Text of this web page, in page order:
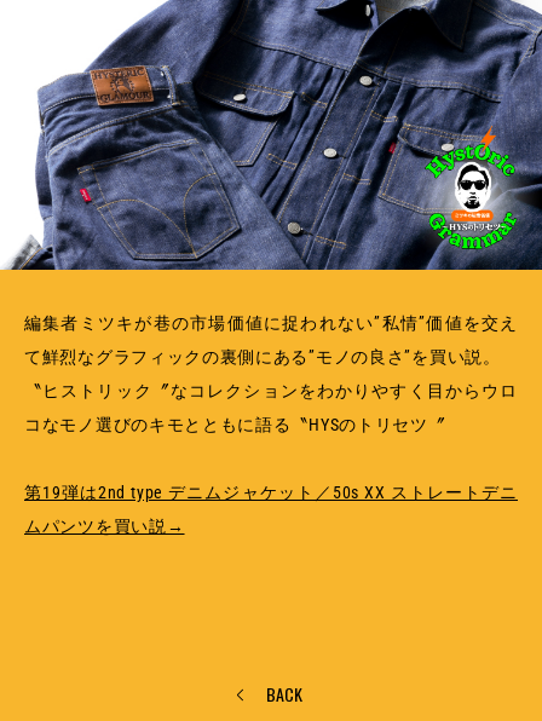
HYSTERIC BOOTLEG
TABLOID
LOOKBOOK
CONTACT
MEMBERSHIP
PRIVACY POLICY
編集者ミツキが巷の市場価値に捉われない”私情”価値を交え
て鮮烈なグラフィックの裏側にある”モノの良さ”を買い説。
〝ヒストリック〞なコレクションをわかりやすく目からウロ
コなモノ選びのキモとともに語る〝HYSのトリセツ〞
第19弾は2nd type デニムジャケット／50s XX ストレートデニ
ムパンツを買い説→
BACK